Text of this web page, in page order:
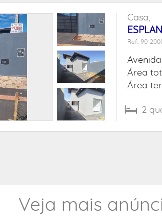
Casa,
Ref.:
Área
Área
2
Veja mais